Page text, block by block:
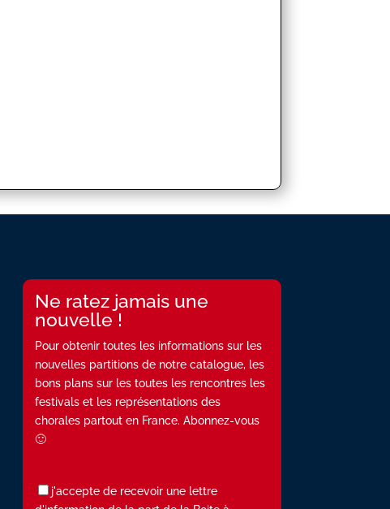
Ne ratez jamais une
nouvelle !
Pour obtenir toutes les informations sur les
nouvelles partitions de notre catalogue, les
bons plans sur les toutes les rencontres les
festivals et les représentations des
chorales partout en France. Abonnez-vous
🙂
j'accepte de recevoir une lettre